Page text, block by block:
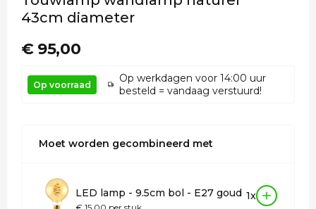
43cm diameter
€ 95,00
Op voorraad
Op werkdagen voor 14:00 uur
besteld = vandaag verstuurd!
Moet worden gecombineerd met
LED lamp - 9.5cm bol - E27 goud
€ 15,00 per stuk
1x